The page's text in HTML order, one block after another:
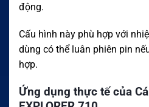
động.
Cấu hình này phù hợp với
dùng có thể luân phiên pin
hợp.
Ứng dụng thực tế của